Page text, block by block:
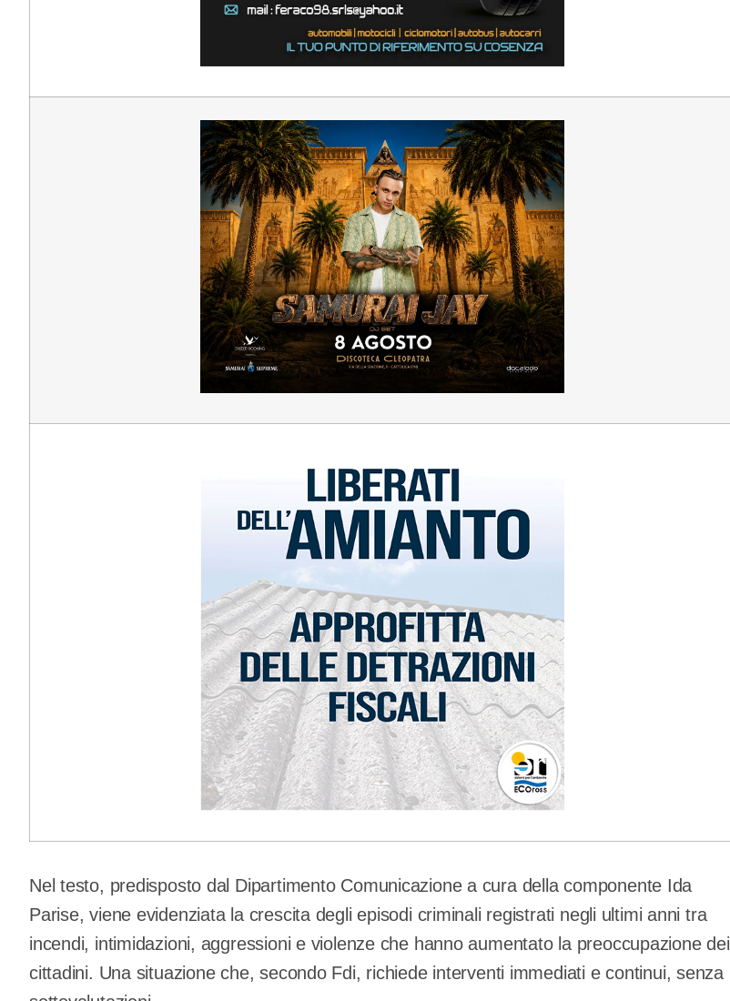
Nel testo, predisposto dal Dipartimento Comunicazione a cura della componente Ida
Parise, viene evidenziata la crescita degli episodi criminali registrati negli ultimi anni tra
incendi, intimidazioni, aggressioni e violenze che hanno aumentato la preoccupazione dei
cittadini. Una situazione che, secondo Fdi, richiede interventi immediati e continui, senza